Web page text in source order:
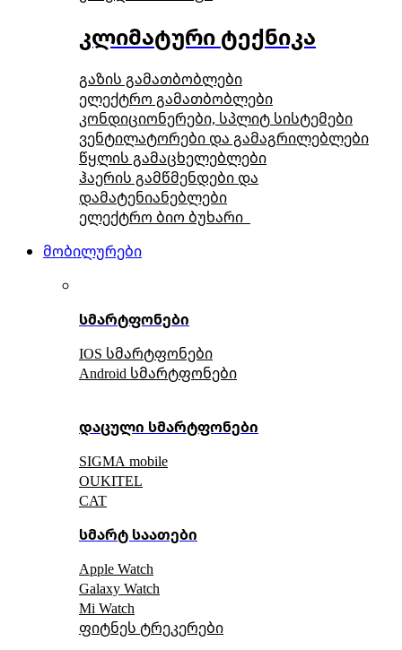
კლიმატური ტექნიკა
გაზის გამათბობლები
ელექტრო გამათბობლები
კონდიციონერები, სპლიტ სისტემები
ვენტილატორები და გამაგრილებლები
წყლის გამაცხელებლები
ჰაერის გამწმენდები და
დამატენიანებლები
ელექტრო ბიო ბუხარი
მობილურები
სმარტფონები
IOS სმარტფონები
Android სმარტფონები
დაცული სმარტფონები
SIGMA mobile
OUKITEL
CAT
სმარტ საათები
Apple Watch
Galaxy Watch
Mi Watch
ფიტნეს ტრეკერები